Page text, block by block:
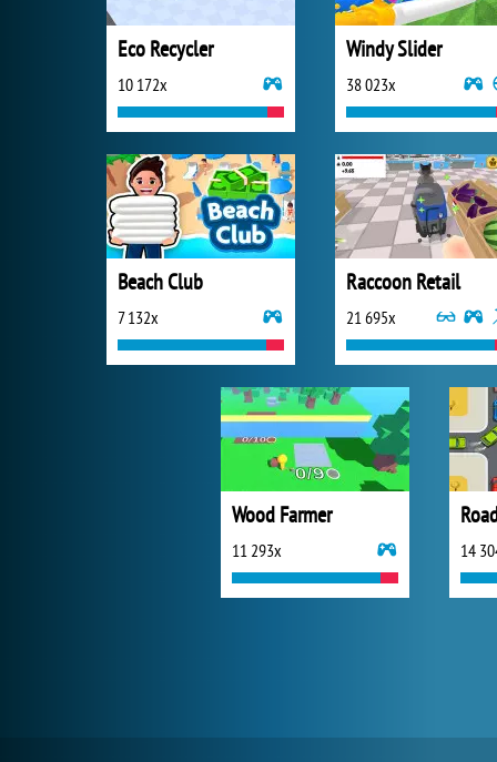
Eco Recycler
10 172x
Windy Slider
38 023x
Beach Club
7 132x
Raccoon Retail
21 695x
Wood Farmer
11 293x 14